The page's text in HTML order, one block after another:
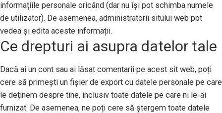
informațiile personale oricând (dar nu își pot schimba numele
de utilizator). De asemenea, administratorii sitului web pot
vedea și edita aceste informații.
Ce drepturi ai asupra datelor tale
Dacă ai un cont sau ai lăsat comentarii pe acest sit web, poți
cere să primești un fișier de export cu datele personale pe care
le deținem despre tine, inclusiv toate datele pe care ni le-ai
furnizat. De asemenea, ne poți cere să ștergem toate datele